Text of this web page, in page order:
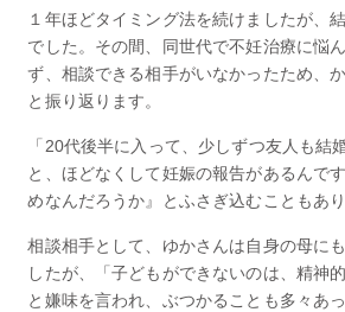
１年ほどタイミング法を続けましたが、
でした。その間、同世代で不妊治療に悩
ず、相談できる相手がいなかったため、
と振り返ります。
「20代後半に入って、少しずつ友人も結
と、ほどなくして妊娠の報告があるんで
めなんだろうか』とふさぎ込むこともあり
相談相手として、ゆかさんは自身の母に
したが、「子どもができないのは、精神
と嫌味を言われ、ぶつかることも多々あっ